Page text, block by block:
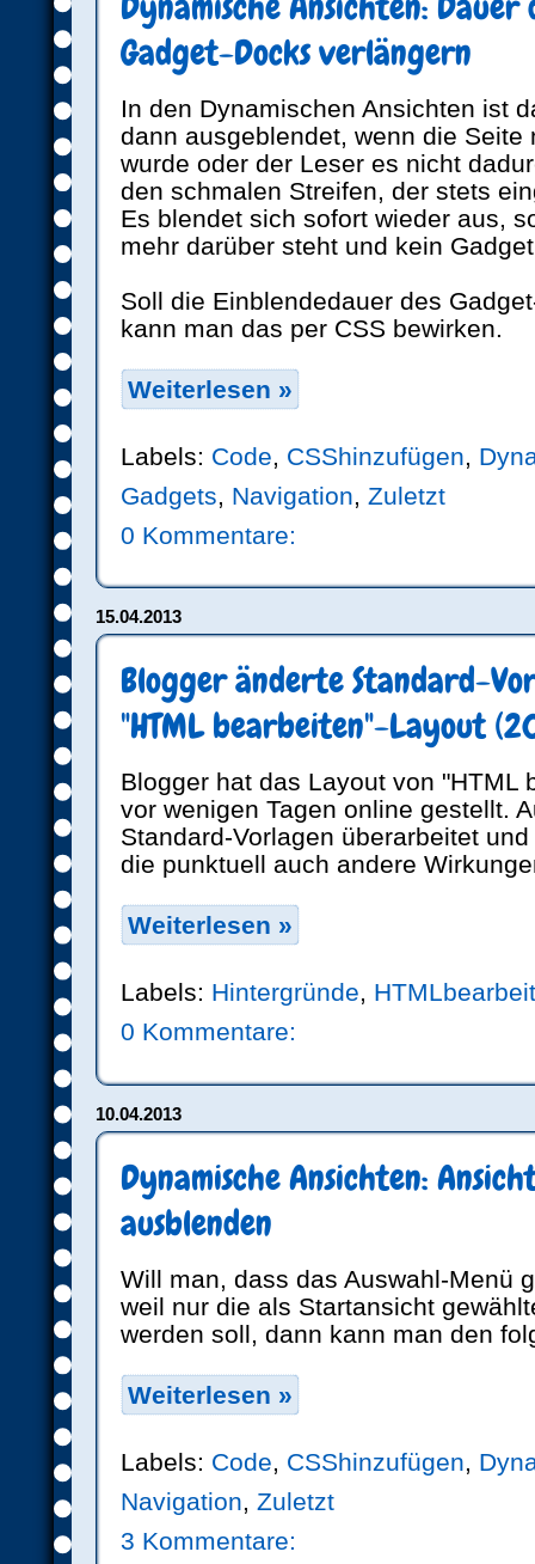
Gadget-Docks verlängern
In den Dynamischen Ansichten ist
dann ausgeblendet, wenn die
wurde oder der Leser es nicht
den schmalen Streifen, der stets
Es blendet sich sofort wieder aus,
mehr darüber steht und kein
Soll die Einblendedauer des
kann man das per CSS bewirken.
Weiterlesen »
Labels: Code CSShinzufügen
Gadgets
Navigation
Zuletzt
0 Kommentare:
15.04.2013
Blogger änderte Standard-
"HTML bearbeiten"-Layout
Blogger hat das Layout von "HTML
vor wenigen Tagen online gestellt.
Standard-Vorlagen überarbeitet
die punktuell auch andere
Weiterlesen »
Labels: Hintergründe,
0 Kommentare:
10.04.2013
Dynamische Ansichten:
ausblenden
Will man, dass das Auswahl-Menü
weil nur die als Startansicht
werden soll, dann kann man den
Weiterlesen »
Labels: Code CSShinzufügen
Navigation
Zuletzt
3 Kommentare: